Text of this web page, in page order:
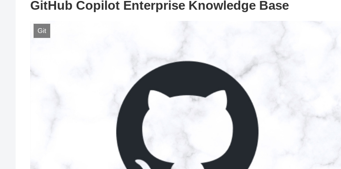
GitHub Copilot Enterprise Knowledge Base
Git